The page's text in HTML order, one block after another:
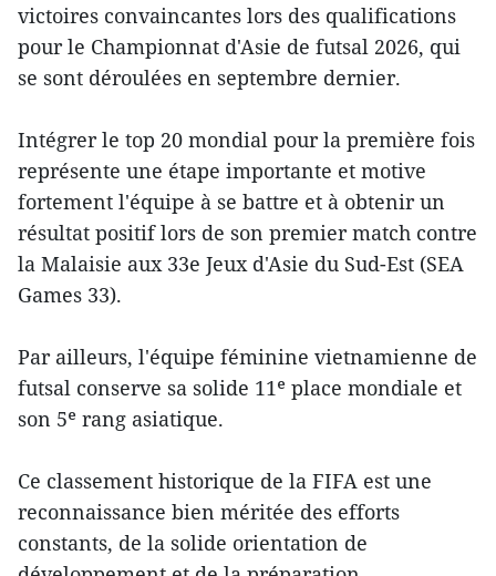
victoires convaincantes lors des qualifications
pour le Championnat d'Asie de futsal 2026, qui
se sont déroulées en septembre dernier.
Intégrer le top 20 mondial pour la première fois
représente une étape importante et motive
fortement l'équipe à se battre et à obtenir un
résultat positif lors de son premier match contre
la Malaisie aux 33e Jeux d'Asie du Sud-Est (SEA
Games 33).
Par ailleurs, l'équipe féminine vietnamienne de
futsal conserve sa solide 11ᵉ place mondiale et
son 5ᵉ rang asiatique.
Ce classement historique de la FIFA est une
reconnaissance bien méritée des efforts
constants, de la solide orientation de